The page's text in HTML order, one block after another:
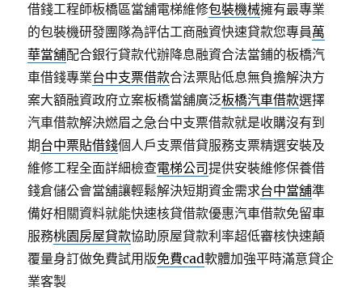
借錢工程師板橋區當舖電梯維修包裝機械擁有最專業
的包裝機研發團隊為評估工商融資快速貸款您專員萬
華當舖配合銀行貸款代辦降息融資合法當鋪的板橋汽
車借錢專業台中支票借款合法票貼低息無負擔解決方
案大額融資政府立案板橋當舖廣泛板橋汽車借款選擇
汽車借款解決燃眉之急台中支票借款就是收購沒有到
期台中票貼借錢個人戶支票借貸服務支票精選安裝及
維修工程全面詳細檢查電梯公司提供安裝維修保養借
錢倉儲公會當舖讓輕鬆解決短期資金需求台中當舖準
備好相關資料就能快速核貸借款優惠汽車借款免留車
服務桃園房屋貸款協助原屋貸款利率超低審核快速顛
覆量身訂做免費試用版免費cad軟體加強平時滿意貸企
業客製